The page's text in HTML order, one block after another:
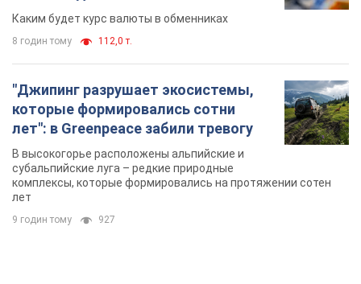
Каким будет курс валюты в обменниках
8 годин тому 112,0 т.
"Джипинг разрушает экосистемы,
которые формировались сотни
лет": в Greenpeace забили тревогу
В высокогорье расположены альпийские и
субальпийские луга – редкие природные
комплексы, которые формировались на протяжении сотен
лет
9 годин тому 927